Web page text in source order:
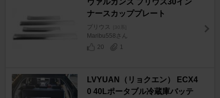
ヴァルカンズ プリウス30イン
ナースカッププレート
プリウス [30系]
Maribu558さん
20
1
LVYUAN（リョクエン） ECX4
0 40Lポータブル冷蔵庫バッテ